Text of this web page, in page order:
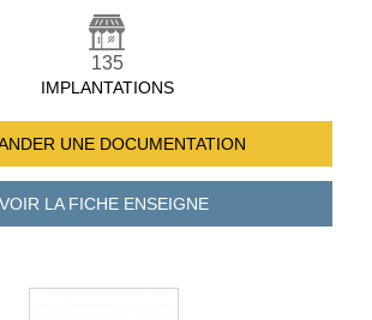
135
IMPLANTATIONS
UNE DOCUMENTATION
VOIR LA FICHEENSEIGNE